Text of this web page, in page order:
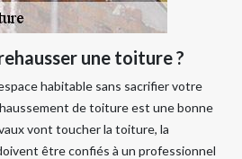
une toiture ?
habitable sans sacrifier votre
de toiture est une bonne
vont toucher la toiture, la
être confiés à un professionnel